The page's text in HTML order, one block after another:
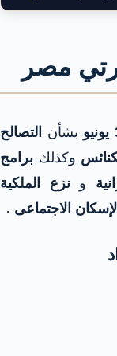
مصر
بشأن
التصالح
وكذلك برامج
ونزع الملكية
الإسكان الاجتماعى .